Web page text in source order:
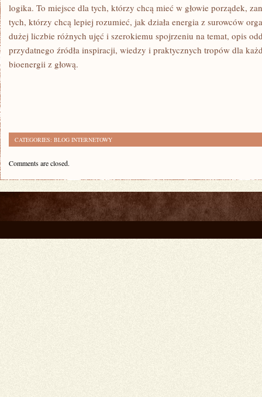
logika. To miejsce dla tych, którzy chcą mieć w głowie porządek,
tych, którzy chcą lepiej rozumieć, jak działa energia z surowców
dużej liczbie różnych ujęć i szerokiemu spojrzeniu na temat, opis
przydatnego źródła inspiracji, wiedzy i praktycznych tropów dla
bioenergii z głową.
CATEGORIES: BLOG INTERNETOWY
Comments are closed.